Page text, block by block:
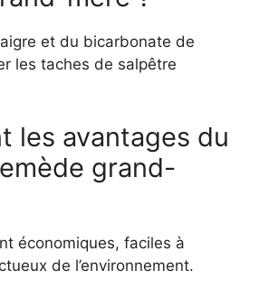
et du bicarbonate de
les taches de salpêtre
les avantages du
grand-
économiques, faciles à
de l’environnement.